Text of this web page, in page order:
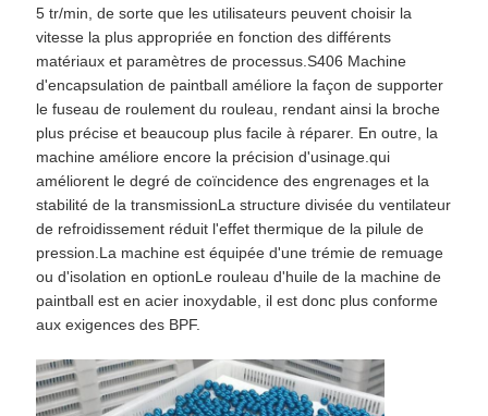
5 tr/min, de sorte que les utilisateurs peuvent choisir la
vitesse la plus appropriée en fonction des différents
matériaux et paramètres de processus.S406 Machine
d'encapsulation de paintball améliore la façon de supporter
le fuseau de roulement du rouleau, rendant ainsi la broche
plus précise et beaucoup plus facile à réparer. En outre, la
machine améliore encore la précision d'usinage.qui
améliorent le degré de coïncidence des engrenages et la
stabilité de la transmissionLa structure divisée du ventilateur
de refroidissement réduit l'effet thermique de la pilule de
pression.La machine est équipée d'une trémie de remuage
ou d'isolation en optionLe rouleau d'huile de la machine de
paintball est en acier inoxydable, il est donc plus conforme
aux exigences des BPF.